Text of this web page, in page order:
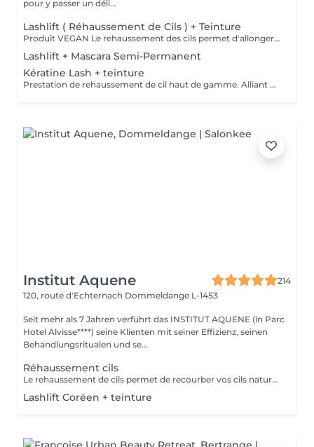
pour y passer un déli...
Lashlift ( Réhaussement de Cils ) + Teinture
Produit VEGAN Le rehaussement des cils permet d'allonger et de recourber les cils. Excellente alternative à la permanente des cils, cette technique permet d'obtenir un résultat sublime et naturel sans fragiliser vos cils. Vos cils sont plus recourbés et votre regard sublimé. Durée 6-8 semaines, compatible avec la grossesse.
Lashlift + Mascara Semi-Permanent
Kératine Lash + teinture
Prestation de rehaussement de cil haut de gamme. Alliant une technique de rehaussement cil avancée, combinée aux produits de soin dernière génération. Un résultat plus long, plus fort, plus brillant en une seule application. Inclu: Produit revente 1x Kératin'Love
Institut Aquene
214
120, route d'Echternach Dommeldange L-1453
Seit mehr als 7 Jahren verführt das INSTITUT AQUENE (in Parc
Hotel Alvisse****) seine Klienten mit seiner Effizienz, seinen
Behandlungsritualen und se...
Réhaussement cils
Le rehaussement de cils permet de recourber vos cils naturels afin de souligner le regard. dans cette prestation une teinture cils (pour foncer vos cils) ainsi qu'un soin à la kératine (pour renourrir en profondeur, car le rehaussement assèche un peu le cil). Grâce à cette prestation vous aurez déjà bonne mine au réveil!!
Lashlift Coréen + teinture